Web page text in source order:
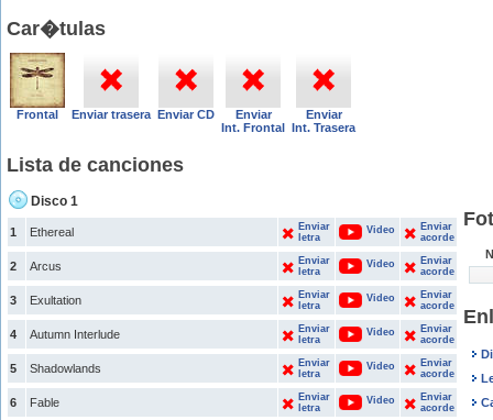
Car�tulas
Frontal Enviar trasera Enviar CD
Enviar
Int. Frontal
Enviar
Int. Trasera
Lista de canciones
Disco 1
1 Ethereal
Enviar
letra
Video
Enviar
acorde
2 Arcus
Enviar
letra
Video
Enviar
acorde
3 Exultation
Enviar
letra
Video
Enviar
acorde
4 Autumn Interlude
Enviar
letra
Video
Enviar
acorde
5 Shadowlands
Enviar
letra
Video
Enviar
acorde
6 Fable
Enviar
letra
Video
Enviar
acorde